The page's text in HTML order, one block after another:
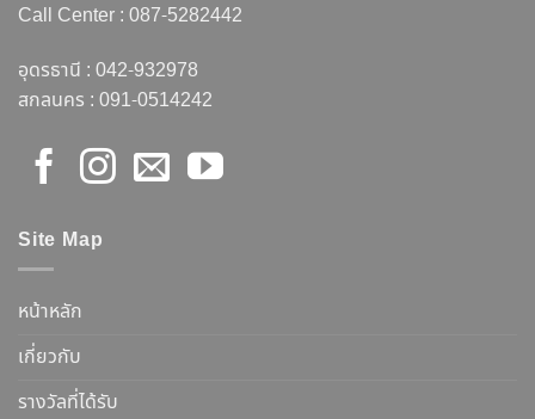
Call Center : 087-5282442
อุดรธานี : 042-932978
สกลนคร : 091-0514242
Site Map
หน้าหลัก
เกี่ยวกับ
รางวัลที่ได้รับ